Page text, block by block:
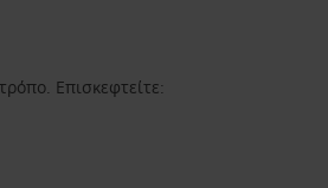
Επισκεφτείτε: